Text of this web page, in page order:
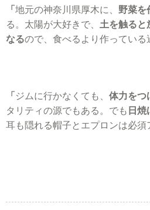
「 地元の神奈川県厚木に、 野菜を
る。 太陽が大好きで、 土を触ると
なるので、食べるより作っている
「 ジムに行かなくても、 体力をつ
タリティの源でもある。でも 日焼
耳も隠れる帽子とエプロンは必須